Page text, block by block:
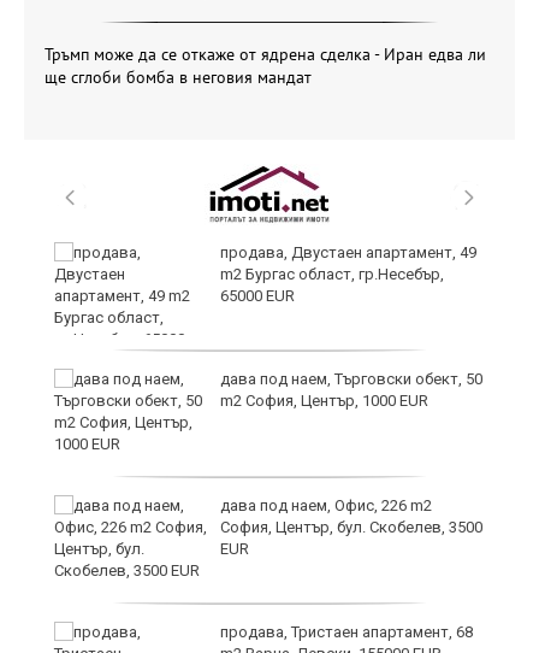
Тръмп може да се откаже от ядрена сделка - Иран едва ли
ще сглоби бомба в неговия мандат
продава, Двустаен апартамент, 49
m2 Бургас област, гр.Несебър,
65000 EUR
дава под наем, Търговски обект, 50
m2 София, Център, 1000 EUR
дава под наем, Офис, 226 m2
София, Център, бул. Скобелев, 3500
EUR
продава, Тристаен апартамент, 68